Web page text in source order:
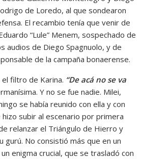
de Loredo, al que sondearon
El recambio tenía que venir de
“Lule” Menem, sospechado de
audios de Diego Spagnuolo, y de
de la campaña bonaerense.
filtro de Karina. “De acá no se va
Y no se fue nadie. Milei,
se había reunido con ella y con
hizo subir al escenario por primera
relanzar el Triángulo de Hierro y
gurú. No consistió más que en un
enigma crucial, que se trasladó con